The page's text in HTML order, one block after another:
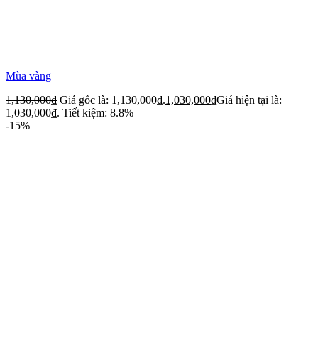
Mùa vàng
1,130,000₫ Giá gốc là: 1,130,000₫.1,030,000₫Giá hiện tại là:
1,030,000₫. Tiết kiệm: 8.8%
-15%